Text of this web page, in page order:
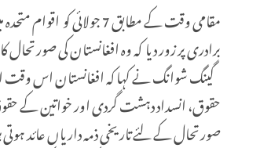
مقامی وقت کے مطابق
برادری پر زور دیا کہ وہ افغانستان کی
گینگ شوانگ نے کہا کہ افغانستان اس وقت
حقوق، انسداد دہشت گردی اور خواتین کے
صورتحال کے لئے تاریخی ذمہ داریاں عائد ہوتی